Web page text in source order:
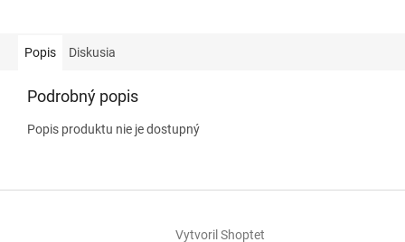
Popis Diskusia
Podrobný popis
Popis produktu nie je dostupný
Vytvoril Shoptet